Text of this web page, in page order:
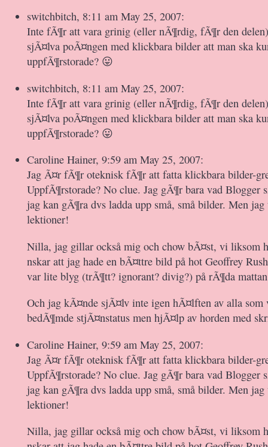
switchbitch, 8:11 am May 25, 2007:
Inte fÃ¶r att vara grinig (eller nÃ¶rdig, fÃ¶r den
sjÃ¤lva poÃ¤ngen med klickbara bilder att man ska
uppfÃ¶rstorade? 😛
switchbitch, 8:11 am May 25, 2007:
Inte fÃ¶r att vara grinig (eller nÃ¶rdig, fÃ¶r den
sjÃ¤lva poÃ¤ngen med klickbara bilder att man ska
uppfÃ¶rstorade? 😛
Caroline Hainer, 9:59 am May 25, 2007:
Jag Ã¤r fÃ¶r oteknisk fÃ¶r att fatta klickbara bilder-
UppfÃ¶rstorade? No clue. Jag gÃ¶r bara vad Blogger
jag kan gÃ¶ra dvs ladda upp små, små bilder. Men
lektioner!
Nilla, jag gillar också mig och chow bÃ¤st, vi liksom
nskar att jag hade en bÃ¤ttre bild på hot Geoffrey
var lite blyg (trÃ¶tt? ignorant? divig?) på rÃ¶da
Och jag kÃ¤nde sjÃ¤lv inte igen hÃ¤lften av alla som
bedÃ¶mde stjÃ¤nstatus men hjÃ¤lp av horden med
Caroline Hainer, 9:59 am May 25, 2007:
Jag Ã¤r fÃ¶r oteknisk fÃ¶r att fatta klickbara bilder-
UppfÃ¶rstorade? No clue. Jag gÃ¶r bara vad Blogger
jag kan gÃ¶ra dvs ladda upp små, små bilder. Men
lektioner!
Nilla, jag gillar också mig och chow bÃ¤st, vi liksom